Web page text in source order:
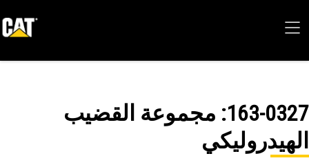
163-: مجموعة القضيب